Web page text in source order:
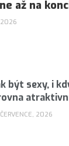
až na
2026
být sexy, i
2026